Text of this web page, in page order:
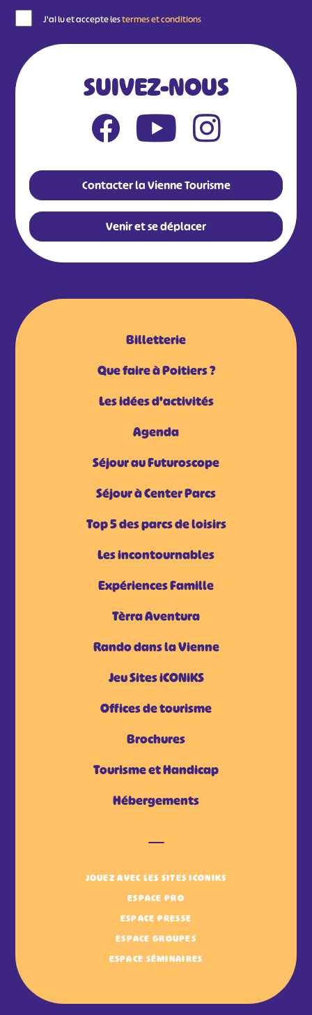
J'ai lu et accepte lestermes et conditions
SUIVEZ-NOUS
Contacter la Vienne Tourisme
Venir et se déplacer
Billetterie
Que faire à Poitiers ?
Les idées d'activités
Agenda
Séjour au Futuroscope
Séjour à Center Parcs
Top 5 des parcs de loisirs
Les incontournables
Expériences Famille
Tèrra Aventura
Rando dans la Vienne
Jeu Sites iCONiKS
Offices de tourisme
Brochures
Tourisme et Handicap
Hébergements
JOUEZ AVEC LES SITES ICONIKS
ESPACE PRO
ESPACE PRESSE
ESPACE GROUPES
ESPACE SÉMINAIRES